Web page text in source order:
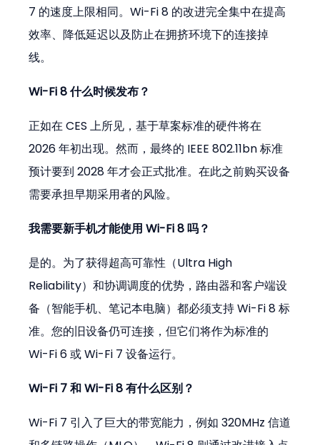
7 的速度上限相同。Wi-Fi 8 的改进完全集中在提高
效率、降低延迟以及防止在拥挤环境下的连接掉
线。
Wi-Fi 8 什么时候发布？
正如在 CES 上所见，基于草案标准的硬件将在
2026 年初出现。然而，最终的 IEEE 802.11bn 标准
预计要到 2028 年才会正式批准。在此之前购买设备
需要承担早期采用者的风险。
我需要新手机才能使用 Wi-Fi 8 吗？
是的。为了获得超高可靠性（Ultra High
Reliability）和协调调度的优势，路由器和客户端设
备（智能手机、笔记本电脑）都必须支持 Wi-Fi 8 标
准。您的旧设备仍可连接，但它们将作为标准的
Wi-Fi 6 或 Wi-Fi 7 设备运行。
Wi-Fi 7 和 Wi-Fi 8 有什么区别？
Wi-Fi 7 引入了巨大的带宽能力，例如 320MHz 信道